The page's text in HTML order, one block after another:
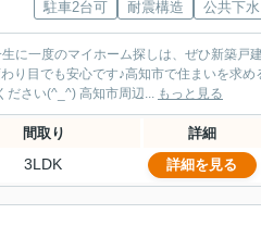
駐車2台可 耐震構造 公共下水
に一度のマイホーム探しは、ぜひ新築戸
り目でも安心です♪高知市で住まいを求め
ださい(^_^) 高知市周辺... もっと見る
間取り 詳細
3LDK 詳細を見る